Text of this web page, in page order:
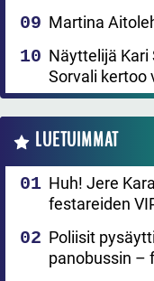
Martina
Näyttelijä
Sorvali kertoo
LUETUIMMAT
Huh! Jere
festareiden
Poliisit
panobussin –